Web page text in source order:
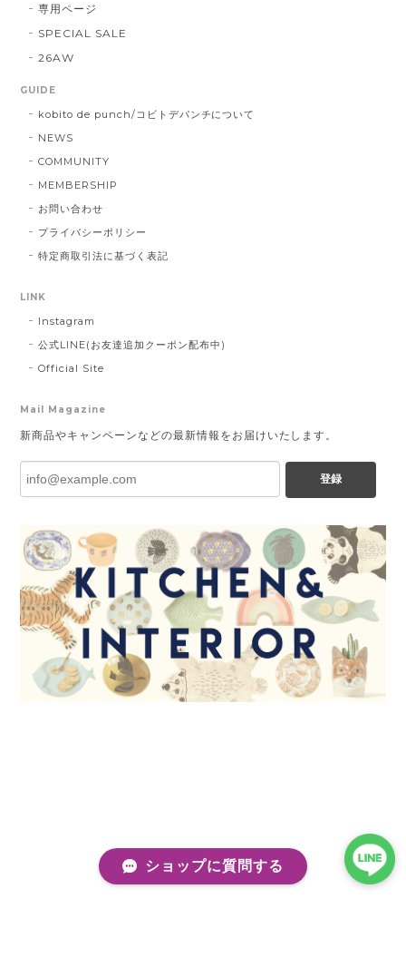
専用ページ
SPECIAL SALE
26AW
GUIDE
kobito de punch/コビトデパンチについて
NEWS
COMMUNITY
MEMBERSHIP
お問い合わせ
プライバシーポリシー
特定商取引法に基づく表記
LINK
Instagram
公式LINE(お友達追加クーポン配布中)
Official Site
Mail Magazine
新商品やキャンペーンなどの最新情報をお届けいたします。
登録
ショップに質問する